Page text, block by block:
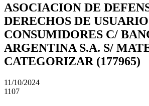
ASOCIACION DE
DERECHOS DE
CONSUMIDORES C/
ARGENTINA S.A. S/
CATEGORIZAR (177965)
11/10/2024
1107